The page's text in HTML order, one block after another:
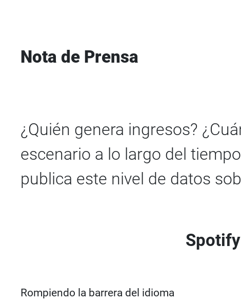
Nota de Prensa
¿Quién genera ingresos?
escenario a lo largo del
publica este nivel de datos
Rompiendo la barrera del idioma